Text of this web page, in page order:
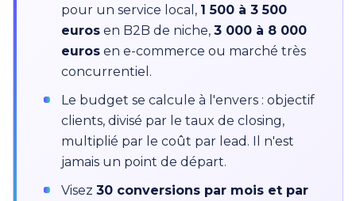
pour un service local, 1 500 à 3 500
euros en B2B de niche, 3 000 à 8 000
euros en e-commerce ou marché très
concurrentiel.
Le budget se calcule à l'envers : objectif
clients, divisé par le taux de closing,
multiplié par le coût par lead. Il n'est
jamais un point de départ.
Visez 30 conversions par mois et par